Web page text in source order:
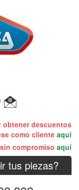
obtener descuentos
como clienteaquí
compromiso aquí
tus piezas?